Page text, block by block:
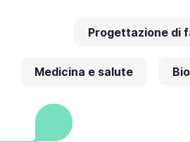
Progettazione di
Medicina e salute